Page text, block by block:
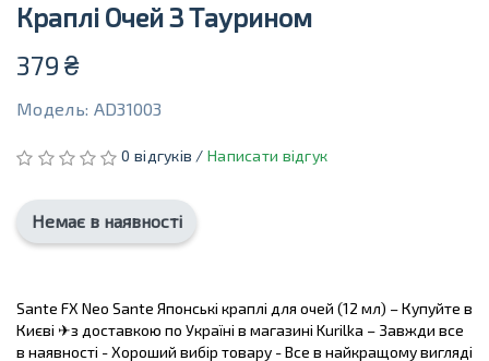
Краплі Очей З Таурином
379 ₴
Модель: AD31003
0 відгуків /Написати відгук
Немає в наявності
Sante FX Neo Sante Японські краплі для очей (12 мл) – Купуйте в
Києві ✈з доставкою по Україні в магазині Kurilka – Завжди все
в наявності - Хороший вибір товару - Все в найкращому вигляді